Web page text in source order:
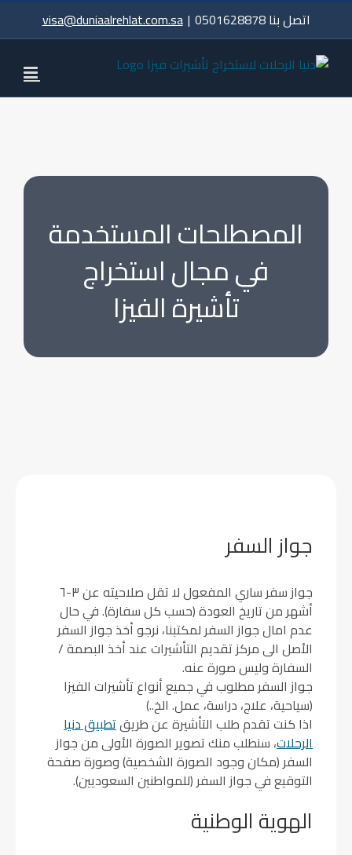
content
اتصل بنا 0501628878 |
visa@duniaalrehlat.com.sa
المصطلحات المستخدمة
في مجال استخراج
تأشيرة الفيزا
جواز السفر
جواز سفر ساري المفعول لا تقل صلاحيته عن ٣-٦
أشهر من تاريخ العودة (حسب كل سفارة). في حال
عدم امال جواز السفر لمكتبنا، نرجو أخذ جواز السفر
الأصل الى مركز تقديم التأشيرات عند أخذ البصمة /
السفارة وليس صورة عنه.
جواز السفر مطلوب في جميع أنواع تأشيرات الفيزا
(سياحية، علاج، دراسة، عمل. الخ..)
اذا كنت تقدم طلب التأشيرة عن طريقتطبيق دنيا
الرحلات، سنطلب منك تصوير الصورة الأولى من جواز
السفر (مكان وجود الصورة الشخصية) وصورة صفحة
التوقيع في جواز السفر (للمواطنين السعوديين).
الهوية الوطنية